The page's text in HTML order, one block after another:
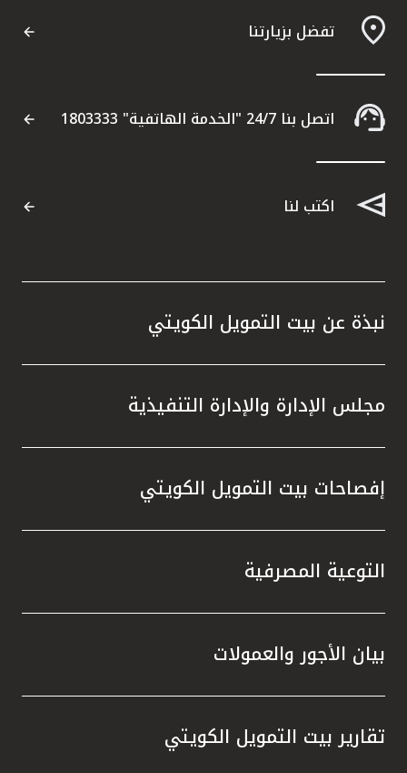
تفضل بزيارتنا
اتصل بنا 24/7 "الخدمة الهاتفية" 1803333
اكتب لنا
نبذة عن بيت التمويل الكويتي
مجلس الإدارة والإدارة التنفيذية
إفصاحات بيت التمويل الكويتي
التوعية المصرفية
بيان الأجور والعمولات
تقارير بيت التمويل الكويتي